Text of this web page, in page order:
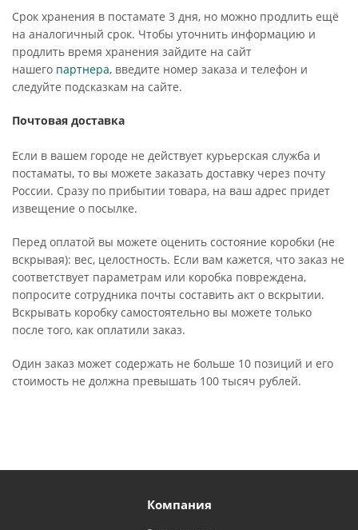
Срок хранения в постамате 3 дня, но можно продлить ещё
на аналогичный срок. Чтобы уточнить информацию и
продлить время хранения зайдите на сайт
нашего партнера, введите номер заказа и телефон и
следуйте подсказкам на сайте.
Почтовая доставка
Если в вашем городе не действует курьерская служба и
постаматы, то вы можете заказать доставку через почту
России. Сразу по прибытии товара, на ваш адрес придет
извещение о посылке.
Перед оплатой вы можете оценить состояние коробки (не
вскрывая): вес, целостность. Если вам кажется, что заказ не
соответствует параметрам или коробка повреждена,
попросите сотрудника почты составить акт о вскрытии.
Вскрывать коробку самостоятельно вы можете только
после того, как оплатили заказ.
Один заказ может содержать не больше 10 позиций и его
стоимость не должна превышать 100 тысяч рублей.
Компания